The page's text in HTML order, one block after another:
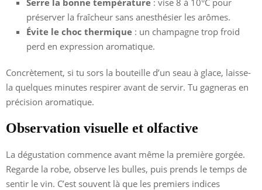
préserver la fraîcheur sans anesthésier les arômes.
Évite le choc thermique : un champagne trop froid
perd en expression aromatique.
Concrètement, si tu sors la bouteille d’un seau à glace, laisse-
la quelques minutes respirer avant de servir. Tu gagneras en
précision aromatique.
Observation visuelle et olfactive
La dégustation commence avant même la première gorgée.
Regarde la robe, observe les bulles, puis prends le temps de
sentir le vin. C’est souvent là que les premiers indices